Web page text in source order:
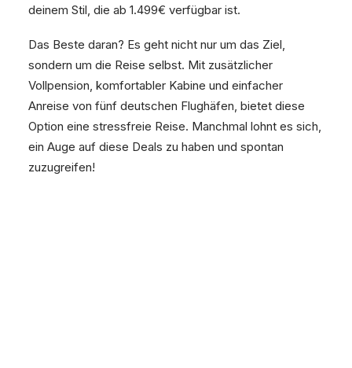
deinem Stil, die ab 1.499€ verfügbar ist.
Das Beste daran? Es geht nicht nur um das Ziel,
sondern um die Reise selbst. Mit zusätzlicher
Vollpension, komfortabler Kabine und einfacher
Anreise von fünf deutschen Flughäfen, bietet diese
Option eine stressfreie Reise. Manchmal lohnt es sich,
ein Auge auf diese Deals zu haben und spontan
zuzugreifen!